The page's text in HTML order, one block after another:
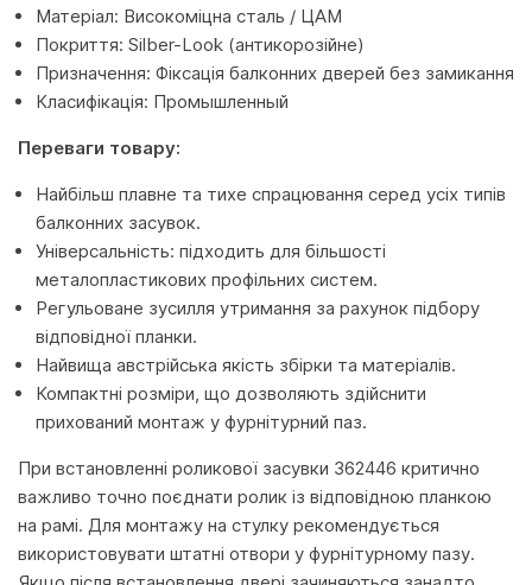
Матеріал: Високоміцна сталь / ЦАМ
Покриття: Silber-Look (антикорозійне)
Призначення: Фіксація балконних дверей без замикання
Класифікація: Промышленный
Переваги товару:
Найбільш плавне та тихе спрацювання серед усіх типів
балконних засувок.
Універсальність: підходить для більшості
металопластикових профільних систем.
Регульоване зусилля утримання за рахунок підбору
відповідної планки.
Найвища австрійська якість збірки та матеріалів.
Компактні розміри, що дозволяють здійснити
прихований монтаж у фурнітурний паз.
При встановленні роликової засувки 362446 критично
важливо точно поєднати ролик із відповідною планкою
на рамі. Для монтажу на стулку рекомендується
використовувати штатні отвори у фурнітурному пазу.